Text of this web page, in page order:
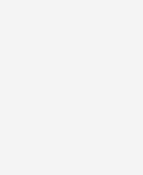
wenn Sie eine einzige
das Geschäft für sich zu
gewünscht.
Verträgen sicher 75 bis 80
Megawatt-Klasse ab. Es gibt mit
die sich auf ältere Anlagen
an ihre